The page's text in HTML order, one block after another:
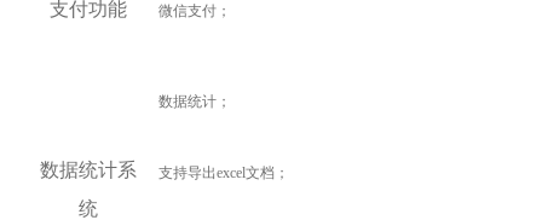
支付功能 微信支付；
数据统计系
统
数据统计；
支持导出excel文档；